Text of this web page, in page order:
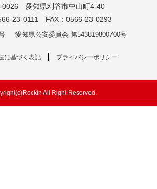
0026 愛知県刈谷市中山町4-40
23-0111 FAX：0566-23-0293
愛知県公安委員会 第543819800700号
に基づく表記 プライバシーポリシー
All Right Reserved.